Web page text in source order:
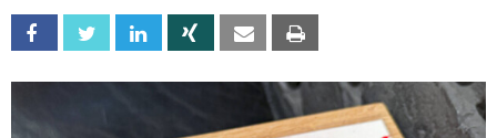
Facebook Twitter Linkedin Xing Email